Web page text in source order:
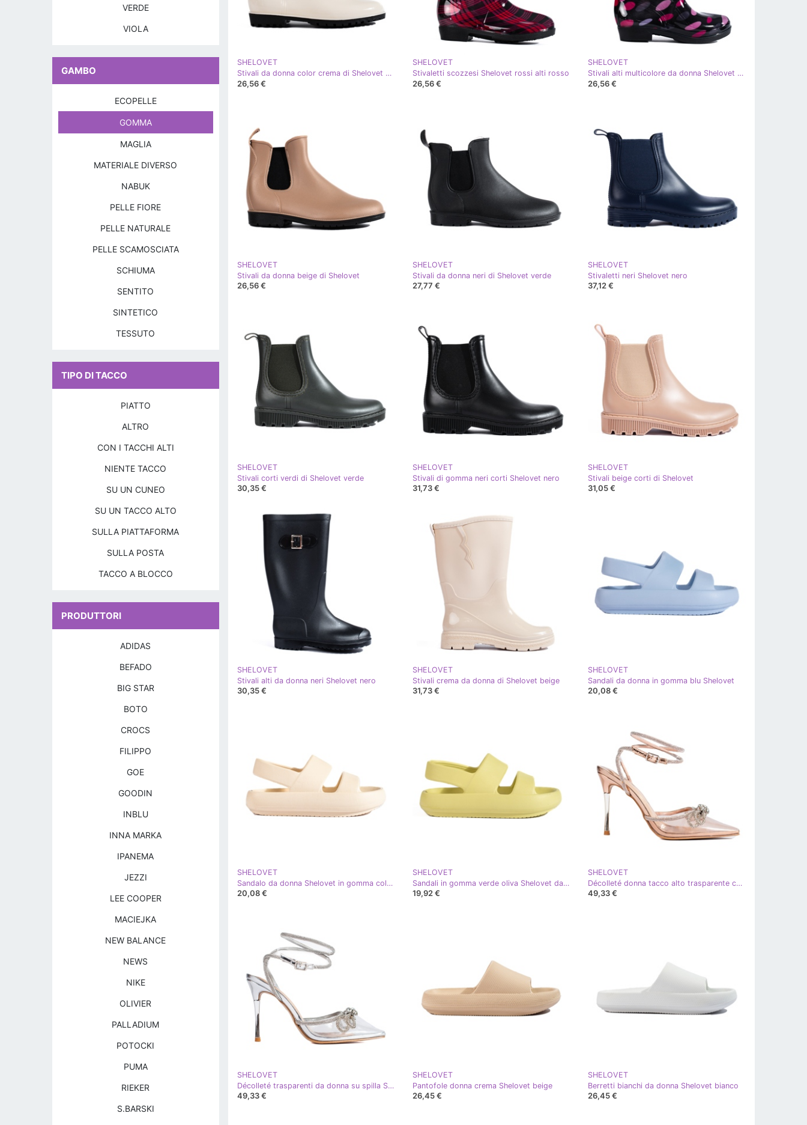
SHELOVET
Stivali da donna color crema di Shelovet bianco
26,56 €
SHELOVET
Stivaletti scozzesi Shelovet rossi alti rosso
26,56 €
SHELOVET
Stivali alti multicolore da donna Shelovet nero
26,56 €
SHELOVET
Stivali da donna beige di Shelovet
26,56 €
SHELOVET
Stivali da donna neri di Shelovet verde
27,77 €
SHELOVET
Stivaletti neri Shelovet nero
37,12 €
SHELOVET
Stivali corti verdi di Shelovet verde
30,35 €
SHELOVET
Stivali di gomma neri corti Shelovet nero
31,73 €
SHELOVET
Stivali beige corti di Shelovet
31,05 €
SHELOVET
Stivali alti da donna neri Shelovet nero
30,35 €
SHELOVET
Stivali crema da donna di Shelovet beige
31,73 €
SHELOVET
Sandali da donna in gomma blu Shelovet
20,08 €
SHELOVET
Sandalo da donna Shelovet in gomma color crema beige
20,08 €
SHELOVET
Sandali in gomma verde oliva Shelovet da donna
19,92 €
SHELOVET
Décolleté donna tacco alto trasparente con zirconi oro Shelovet d'oro
49,33 €
SHELOVET
Décolleté trasparenti da donna su spilla Shelovet strass argento
49,33 €
SHELOVET
Pantofole donna crema Shelovet beige
26,45 €
SHELOVET
Berretti bianchi da donna Shelovet bianco
26,45 €
VERDE
VIOLA
GAMBO
ECOPELLE
GOMMA
MAGLIA
MATERIALE DIVERSO
NABUK
PELLE FIORE
PELLE NATURALE
PELLE SCAMOSCIATA
SCHIUMA
SENTITO
SINTETICO
TESSUTO
TIPO DI TACCO
PIATTO
ALTRO
CON I TACCHI ALTI
NIENTE TACCO
SU UN CUNEO
SU UN TACCO ALTO
SULLA PIATTAFORMA
SULLA POSTA
TACCO A BLOCCO
PRODUTTORI
ADIDAS
BEFADO
BIG STAR
BOTO
CROCS
FILIPPO
GOE
GOODIN
INBLU
INNA MARKA
IPANEMA
JEZZI
LEE COOPER
MACIEJKA
NEW BALANCE
NEWS
NIKE
OLIVIER
PALLADIUM
POTOCKI
PUMA
RIEKER
S.BARSKI